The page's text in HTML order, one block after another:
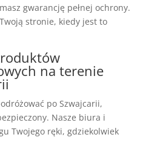
gwarancję pełnej ochrony.
stronie, kiedy jest to
na terenie
po Szwajcarii,
Nasze biura i
Twojego ręki, gdziekolwiek